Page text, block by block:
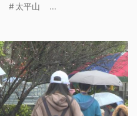
太平山 ...